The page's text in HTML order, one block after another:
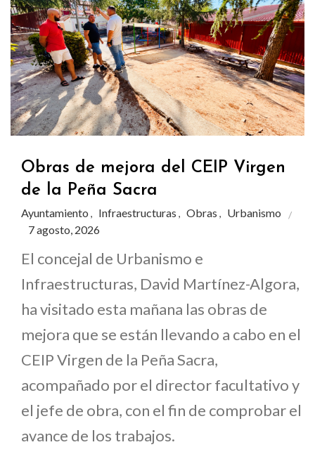
Obras de mejora del CEIP Virgen
de la Peña Sacra
Ayuntamiento , Infraestructuras , Obras , Urbanismo
7 agosto, 2026
El concejal de Urbanismo e
Infraestructuras, David Martínez-Algora,
ha visitado esta mañana las obras de
mejora que se están llevando a cabo en el
CEIP Virgen de la Peña Sacra,
acompañado por el director facultativo y
el jefe de obra, con el fin de comprobar el
avance de los trabajos.